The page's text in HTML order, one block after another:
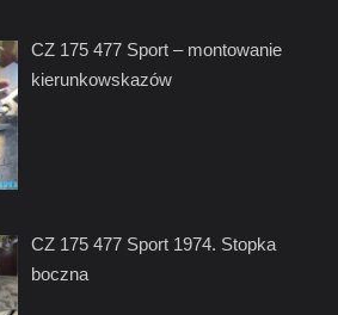
CZ 175 477 Sport – montowanie
kierunkowskazów
CZ 175 477 Sport 1974. Stopka
boczna